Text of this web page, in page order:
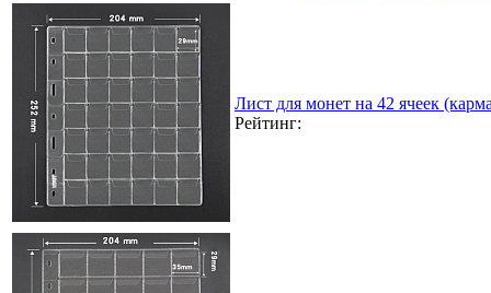
Лист для монет на 42 ячеек
Рейтинг: